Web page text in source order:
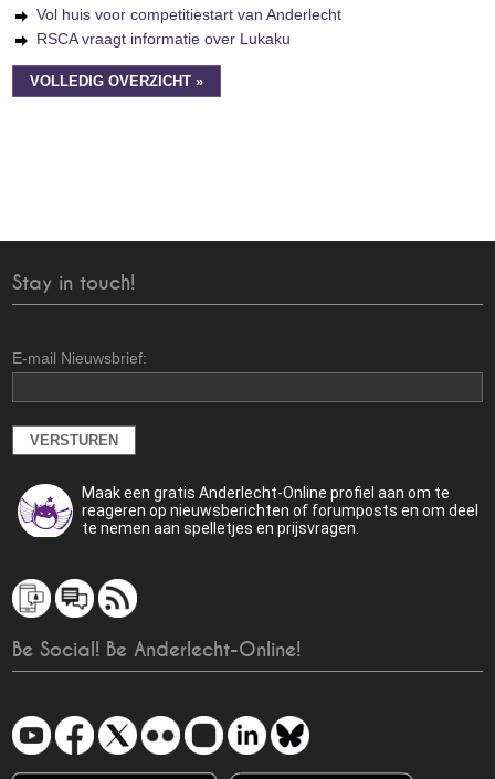
Vol huis voor competitiestart van Anderlecht
RSCA vraagt informatie over Lukaku
VOLLEDIG OVERZICHT »
Stay in touch!
E-mail Nieuwsbrief:
Maak een gratis Anderlecht-Online profiel aan om te
reageren op nieuwsberichten of forumposts en om deel
te nemen aan spelletjes en prijsvragen.
Be Social! Be Anderlecht-Online!